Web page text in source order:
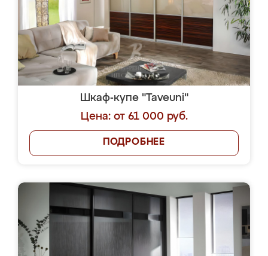
Шкаф-купе "Taveuni"
Цена: от 61 000 руб.
ПОДРОБНЕЕ